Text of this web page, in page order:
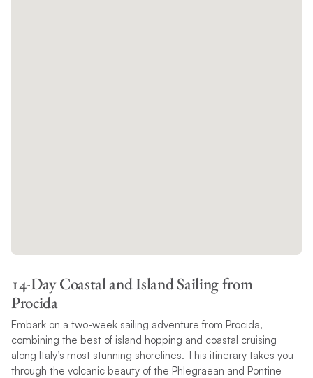
14-Day Coastal and Island Sailing from
Procida
Embark on a two-week sailing adventure from Procida,
combining the best of island hopping and coastal cruising
along Italy’s most stunning shorelines. This itinerary takes you
through the volcanic beauty of the Phlegraean and Pontine